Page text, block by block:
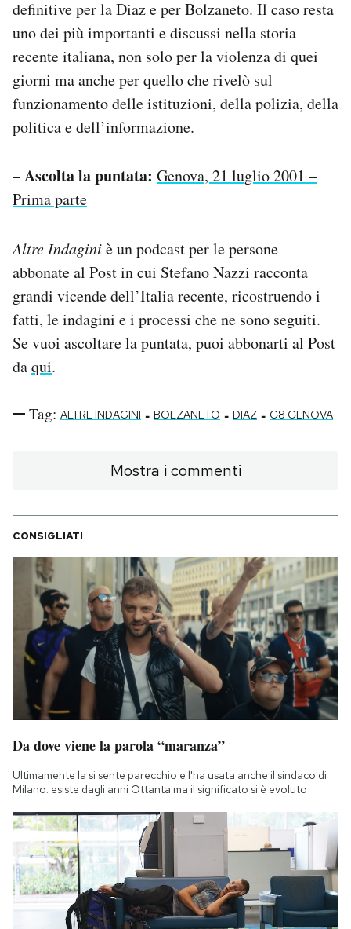
definitive per la Diaz e per Bolzaneto. Il caso resta
uno dei più importanti e discussi nella storia
recente italiana, non solo per la violenza di quei
giorni ma anche per quello che rivelò sul
funzionamento delle istituzioni, della polizia, della
politica e dell’informazione.
– Ascolta la puntata: Genova, 21 luglio 2001 –
Prima parte
Altre Indaginiè un podcast per le persone
abbonate al Post in cui Stefano Nazzi racconta
grandi vicende dell’Italia recente, ricostruendo i
fatti, le indagini e i processi che ne sono seguiti.
Se vuoi ascoltare la puntata, puoi abbonarti al Post
daqui.
Tag: ALTRE INDAGINI - BOLZANETO - DIAZ - G8 GENOVA
Mostra i commenti
CONSIGLIATI
Da dove viene la parola “maranza”
Ultimamente la si sente parecchio e l'ha usata anche il sindaco di
Milano: esiste dagli anni Ottanta ma il significato si è evoluto